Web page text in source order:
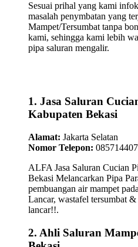
Sesuai prihal yang kami
masalah penymbatan yang
Mampet/Tersumbat tanpa
kami, sehingga kami lebih
pipa saluran mengalir.
1. Jasa Saluran
Kabupaten Bekasi
Alamat: Jakarta Selatan
Nomor Telepon:
ALFA Jasa Saluran Cucian
Bekasi Melancarkan Pipa
pembuangan air mampet
Lancar, wastafel tersumbat
lancar!!.
2. Ahli Saluran